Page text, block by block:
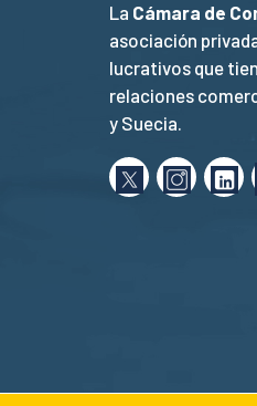
La Cámara de
asociación
lucrativos que
relaciones
y Suecia.